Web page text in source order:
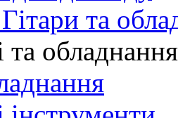
та
та обладнання